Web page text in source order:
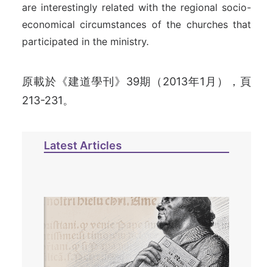
are interestingly related with the regional socio-
economical circumstances of the churches that
participated in the ministry.
原載於《建道學刊》39期（2013年1月），頁
213-231。
Latest Articles